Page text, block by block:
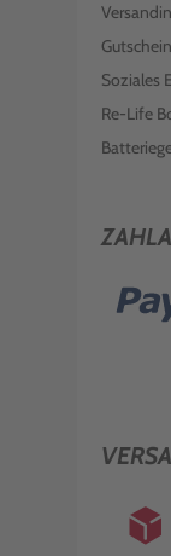
Soziales
Re-Life